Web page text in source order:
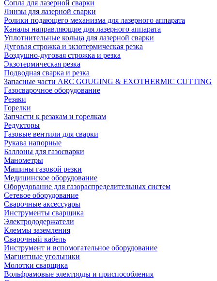
Сопла для лазерной сварки
Линзы для лазерной сварки
Ролики подающего механизма для лазерного аппарата
Каналы направляющие для лазерного аппарата
Уплотнительные кольца для лазерной сварки
Дуговая строжка и экзотермическая резка
Воздушно-дуговая строжка и резка
Экзотермическая резка
Подводная сварка и резка
Запасные части ARC GOUGING & EXOTHERMIC CUTTING
Газосварочное оборудование
Резаки
Горелки
Запчасти к резакам и горелкам
Редукторы
Газовые вентили для сварки
Рукава напорные
Баллоны для газосварки
Манометры
Машины газовой резки
Медицинское оборудование
Оборудование для газораспределительных систем
Сетевое оборудование
Сварочные аксессуары
Инструменты сварщика
Электрододержатели
Клеммы заземления
Сварочный кабель
Инструмент и вспомогательное оборудование
Магнитные угольники
Молотки сварщика
Вольфрамовые электроды и приспособления